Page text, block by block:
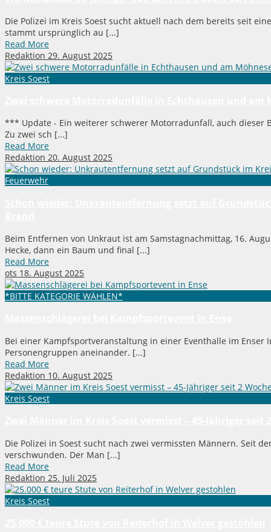
Die Polizei im Kreis Soest sucht aktuell nach dem bereits seit
stammt ursprünglich au [...]
Read More
Redaktion 29. August 2025
Kreis Soest
*** Update - Ein weiterer schwerer Motorradunfall, auch
Zu zwei sch [...]
Read More
Redaktion 20. August 2025
Feuerwehr
Beim Entfernen von Unkraut ist am Samstagnachmittag, 16.
Hecke, dann ein Baum und final [...]
Read More
ots 18. August 2025
*BITTE KATEGORIE WÄHLEN*
Bei einer Kampfsportveranstaltung in einer Eventhalle im Enser
Personengruppen aneinander. [...]
Read More
Redaktion 10. August 2025
Kreis Soest
Die Polizei in Soest sucht nach zwei vermissten Männern. Seit
verschwunden. Der Man [...]
Read More
Redaktion 25. Juli 2025
Kreis Soest